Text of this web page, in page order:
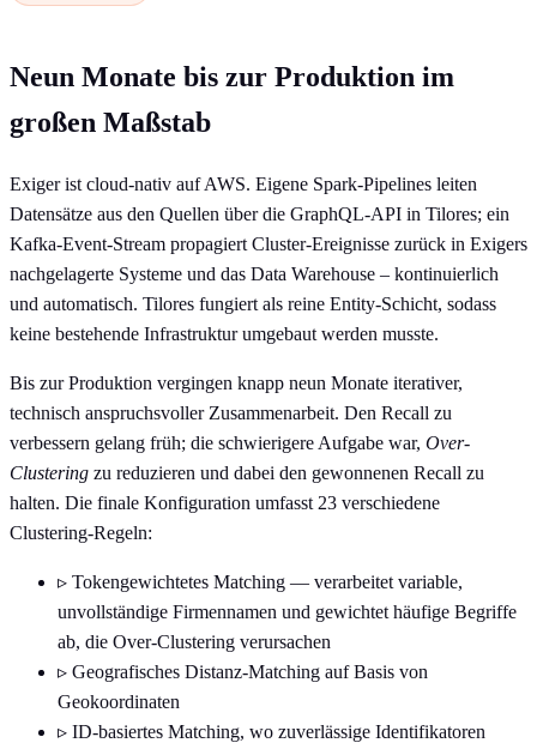
Neun Monate bis zur Produktion im
großen Maßstab
Exiger ist cloud-nativ auf AWS. Eigene Spark-Pipelines leiten
Datensätze aus den Quellen über die GraphQL-API in Tilores; ein
Kafka-Event-Stream propagiert Cluster-Ereignisse zurück in Exigers
nachgelagerte Systeme und das Data Warehouse – kontinuierlich
und automatisch. Tilores fungiert als reine Entity-Schicht, sodass
keine bestehende Infrastruktur umgebaut werden musste.
Bis zur Produktion vergingen knapp neun Monate iterativer,
technisch anspruchsvoller Zusammenarbeit. Den Recall zu
verbessern gelang früh; die schwierigere Aufgabe war, Over-
Clustering zu reduzieren und dabei den gewonnenen Recall zu
halten. Die finale Konfiguration umfasst 23 verschiedene
Clustering-Regeln:
▹ Tokengewichtetes Matching — verarbeitet variable,
unvollständige Firmennamen und gewichtet häufige Begriffe
ab, die Over-Clustering verursachen
▹ Geografisches Distanz-Matching auf Basis von
Geokoordinaten
▹ ID-basiertes Matching, wo zuverlässige Identifikatoren